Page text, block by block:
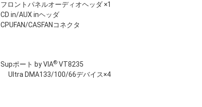
フロントパネルオーディオヘッダ ×1
CD in/AUX inヘッダ
CPUFAN/CASFANコネクタ
Supポート by VIA® VT8235
Ultra DMA133/100/66デバイス×4